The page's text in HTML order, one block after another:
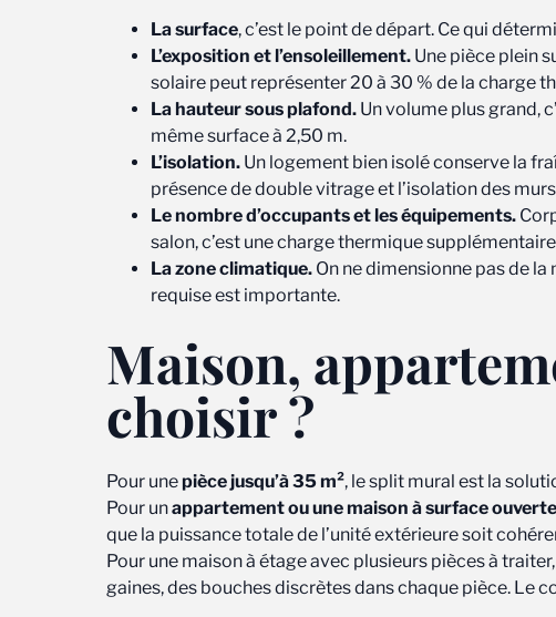
La surface, c’est le point de départ. Ce qui
L’exposition et l’ensoleillement. Une pièce plein
solaire peut représenter 20 à 30 % de la charge
La hauteur sous plafond. Un volume plus grand,
même surface à 2,50 m.
L’isolation. Un logement bien isolé conserve la
présence de double vitrage et l’isolation des
Le nombre d’occupants et les équipements.
salon, c’est une charge thermique
La zone climatique. On ne dimensionne pas de
requise est importante.
Maison,
choisir ?
Pour unepièce jusqu’à 35 m², le split mural est la
Pour unappartement ou une maison à surface ouverte
que la puissance totale de l’unité extérieure soit
Pour une maison à étage avec plusieurs pièces à
gaines, des bouches discrètes dans chaque pièce. Le